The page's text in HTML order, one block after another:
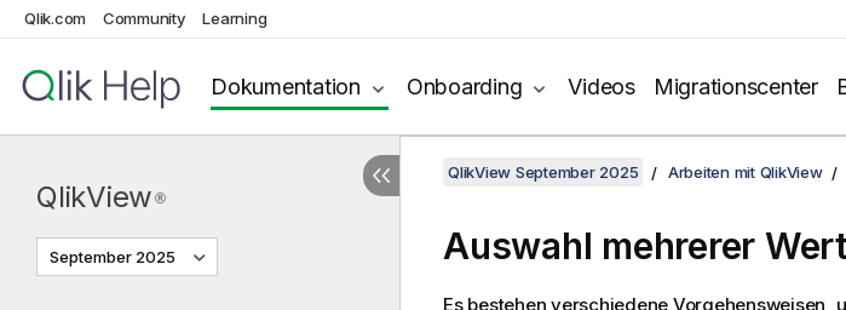
Qlik.com Community Learning
Dokumentation Onboarding Videos Migrationscenter
QlikView ®
September 2025
QlikView September 2025 Arbeiten mit QlikView
Auswahl mehrerer
Es bestehen verschiedene Vorgehensweisen,